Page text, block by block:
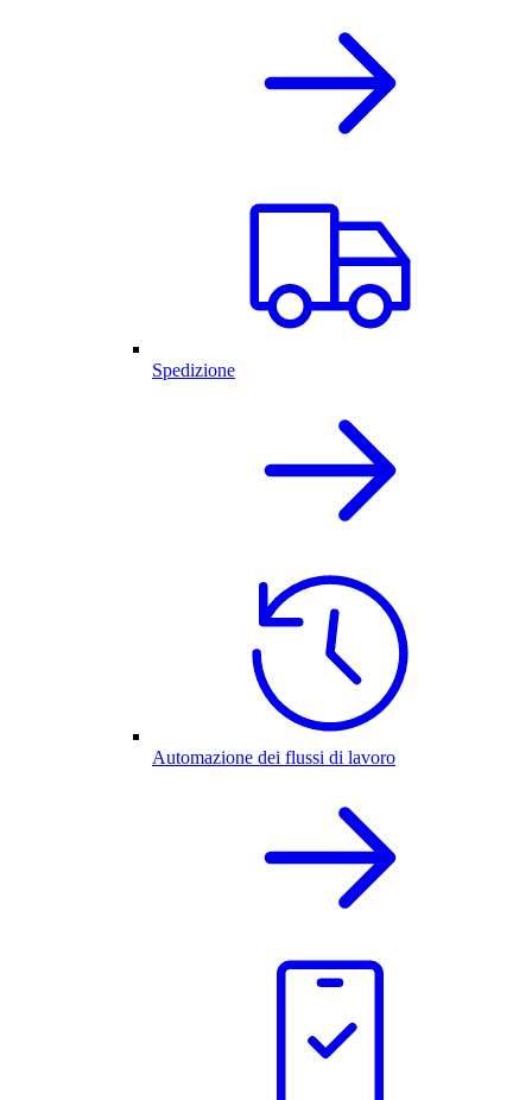
Spedizione
Automazione dei flussi di lavoro